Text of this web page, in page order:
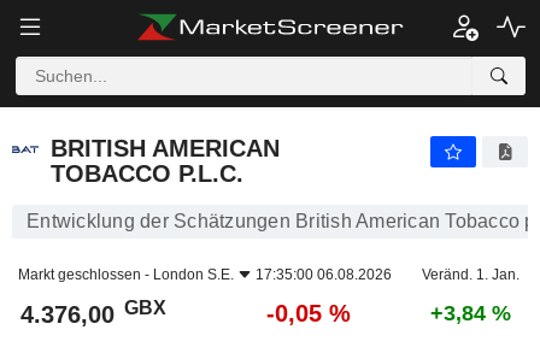
BRITISH AMERICAN
TOBACCO P.L.C.
Entwicklung der Schätzungen British American Tobacco
Markt geschlossen - London S.E. 17:35:00 06.08.2026 Veränd. 1. Jan.
4.376,00 GBX -0,05 % +3,84 %